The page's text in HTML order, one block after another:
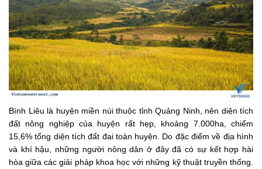
Bình Liêu là huyện miền núi thuộc tỉnh Quảng Ninh, nên diện tích
đất nông nghiệp của huyện rất hẹp, khoảng 7.000ha, chiếm
15,6% tổng diện tích đất đai toàn huyện. Do đặc điểm về địa hình
và khí hậu, những người nông dân ở đây đã có sự kết hợp hài
hòa giữa các giải pháp khoa học với những kỹ thuật truyền thống.